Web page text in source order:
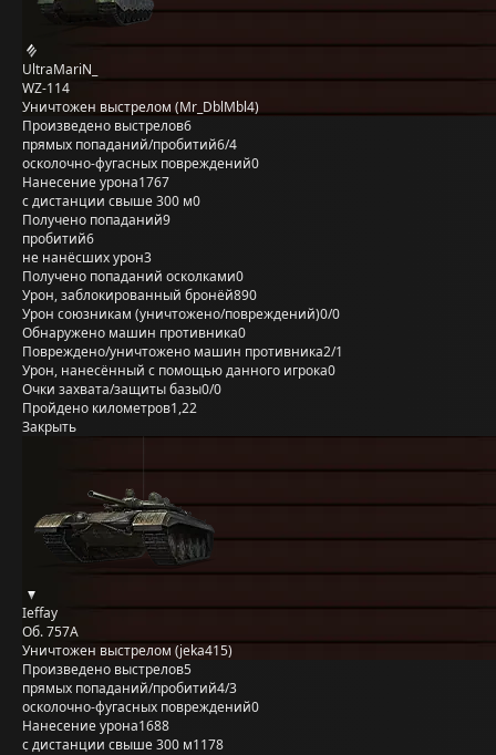
UltraMariN_
WZ-114
Уничтожен выстрелом (Mr_DblMbl4)
Произведено выстрелов6
прямых попаданий/пробитий6/4
осколочно-фугасных повреждений0
Нанесение урона1767
с дистанции свыше 300 м0
Получено попаданий9
пробитий6
не нанёсших урон3
Получено попаданий осколками0
Урон, заблокированный бронёй890
Урон союзникам (уничтожено/повреждений)0/0
Обнаружено машин противника0
Повреждено/уничтожено машин противника2/1
Урон, нанесённый с помощью данного игрока0
Очки захвата/защиты базы0/0
Пройдено километров1,22
Закрыть
Ieffay
Об. 757А
Уничтожен выстрелом (jeka415)
Произведено выстрелов5
прямых попаданий/пробитий4/3
осколочно-фугасных повреждений0
Нанесение урона1688
с дистанции свыше 300 м1178